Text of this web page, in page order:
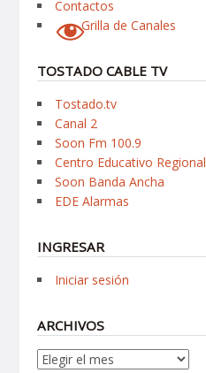
Contactos
Grilla de Canales
TOSTADO CABLE TV
Tostado.tv
Canal 2
Soon Fm 100.9
Centro Educativo Regional
Soon Banda Ancha
EDE Alarmas
INGRESAR
Iniciar sesión
ARCHIVOS
Archivos